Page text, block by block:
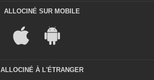
ALLOCINÉ SUR MOBILE
ALLOCINÉ À L'ÉTRANGER